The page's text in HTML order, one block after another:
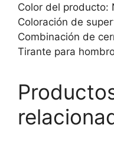
Color del producto:
Coloración de
Combinación de
Tirante para